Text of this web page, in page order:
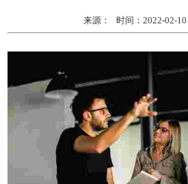
来源： 时间：2022-02-10